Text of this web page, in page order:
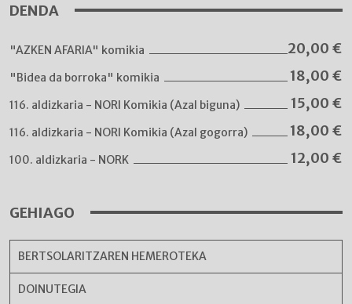
DENDA
"AZKEN AFARIA" komikia 20,00 €
"Bidea da borroka" komikia 18,00 €
116. aldizkaria - NORI Komikia (Azal biguna) 15,00 €
116. aldizkaria - NORI Komikia (Azal gogorra) 18,00 €
100. aldizkaria - NORK 12,00 €
GEHIAGO
BERTSOLARITZAREN HEMEROTEKA
DOINUTEGIA